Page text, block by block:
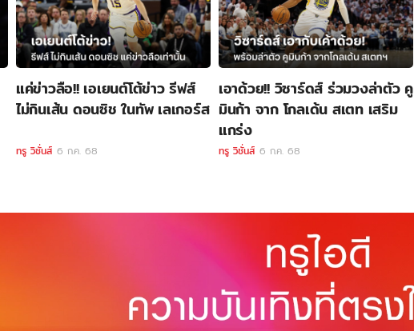
แค่ข่าวลือ!! เอเยนต์โต้ข่าว รีฟส์
ไม่กินเส้น ดอนซิช ในทัพ เลเกอร์ส
ทรู วิชั่นส์ 6 ก.ค. 68
เอาด้วย!! วิซาร์ดส์ ร่วมวงล่าตัว คู
มินก้า จาก โกลเด้น สเตท เสริม
แกร่ง
ทรู วิชั่นส์ 6 ก.ค. 68